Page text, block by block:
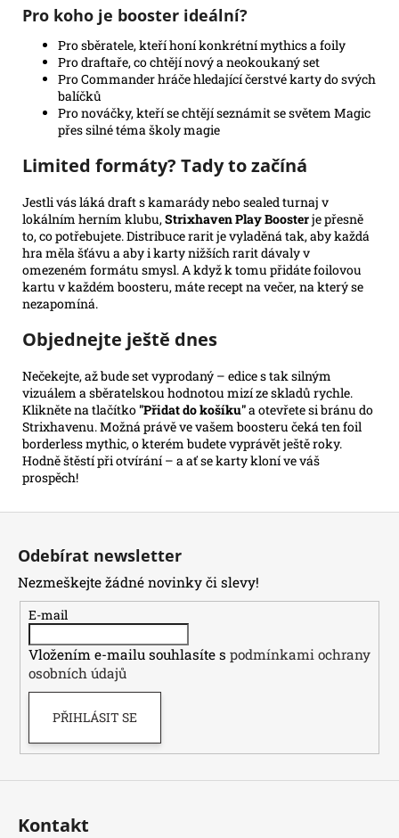
Pro koho je booster ideální?
Pro sběratele, kteří honí konkrétní mythics a foily
Pro draftaře, co chtějí nový a neokoukaný set
Pro Commander hráče hledající čerstvé karty do svých
balíčků
Pro nováčky, kteří se chtějí seznámit se světem Magic
přes silné téma školy magie
Limited formáty? Tady to začíná
Jestli vás láká draft s kamarády nebo sealed turnaj v
lokálním herním klubu,Strixhaven Play Boosterje přesně
to, co potřebujete. Distribuce rarit je vyladěná tak, aby každá
hra měla šťávu a aby i karty nižších rarit dávaly v
omezeném formátu smysl. A když k tomu přidáte foilovou
kartu v každém boosteru, máte recept na večer, na který se
nezapomíná.
Objednejte ještě dnes
Nečekejte, až bude set vyprodaný – edice s tak silným
vizuálem a sběratelskou hodnotou mizí ze skladů rychle.
Klikněte na tlačítko "Přidat do košíku"a otevřete si bránu do
Strixhavenu. Možná právě ve vašem boosteru čeká ten foil
borderless mythic, o kterém budete vyprávět ještě roky.
Hodně štěstí při otvírání – a ať se karty kloní ve váš
prospěch!
Odebírat newsletter
Nezmeškejte žádné novinky či slevy!
E-mail
Vložením e-mailu souhlasíte s podmínkami ochrany
osobních údajů
PŘIHLÁSIT SE
Kontakt